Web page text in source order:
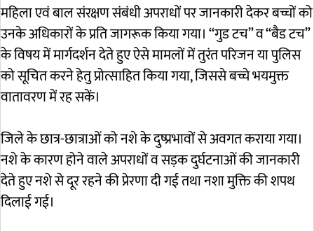
महिला एवं बाल संरक्षण संबंधी अपराधों पर जानकारी देकर बच्चों को
उनके अधिकारों के प्रति जागरूक किया गया। “गुड टच” व “बैड टच”
के विषय में मार्गदर्शन देते हुए ऐसे मामलों में तुरंत परिजन या पुलिस
को सूचित करने हेतु प्रोत्साहित किया गया, जिससे बच्चे भयमुक्त
वातावरण में रह सकें।
जिले के छात्र-छात्राओं को नशे के दुष्प्रभावों से अवगत कराया गया।
नशे के कारण होने वाले अपराधों व सड़क दुर्घटनाओं की जानकारी
देते हुए नशे से दूर रहने की प्रेरणा दी गई तथा नशा मुक्ति की शपथ
दिलाई गई।